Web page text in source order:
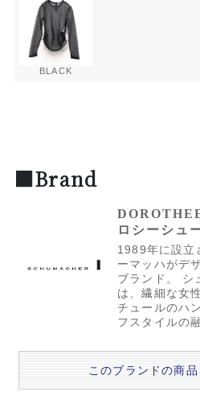
BLACK
■Brand
ロシーシュ
1989年に設立
ーマッハがデ
ブランド。 シ
は、繊細な女
チュールのハ
フスタイルの
このブランドの商